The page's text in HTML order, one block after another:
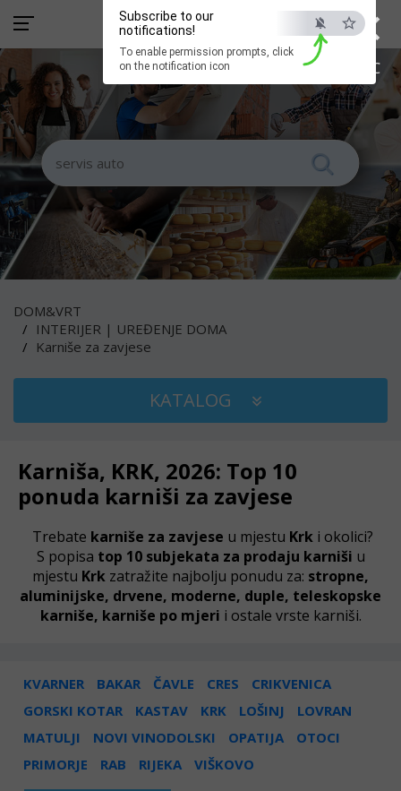
×
ESC
Subscribe to our
notifications!
To enable permission prompts, click
on the notification icon
DOM&VRT
INTERIJER | UREĐENJE DOMA
Karniše za zavjese
KATALOG
Karniša, KRK, 2026: Top 10
ponuda karniši za zavjese
Trebate karniše za zavjese u mjestu Krki okolici?
S popisa top 10 subjekata za prodaju karniši u
mjestu Krk zatražite najbolju ponudu za: stropne,
aluminijske, drvene, moderne, duple, teleskopske
karniše, karniše po mjeri i ostale vrste karniši.
KVARNER BAKAR ČAVLE CRES
CRIKVENICA
GORSKI KOTAR
KASTAV KRK LOŠINJ
LOVRAN
MATULJI
NOVI VINODOLSKI OPATIJA
OTOCI
PRIMORJE
RAB RIJEKA VIŠKOVO